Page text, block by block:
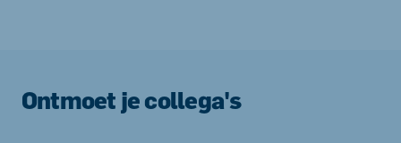
Ontmoet je collega's